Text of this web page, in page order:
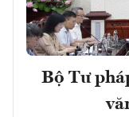
Bộ Tư